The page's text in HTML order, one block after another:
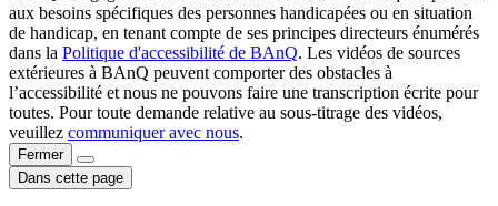
aux besoins spécifiques des personnes handicapées ou en situation
de handicap, en tenant compte de ses principes directeurs énumérés
dans la Politique d'accessibilité de BAnQ. Les vidéos de sources
extérieures à BAnQ peuvent comporter des obstacles à
l’accessibilité et nous ne pouvons faire une transcription écrite pour
toutes. Pour toute demande relative au sous-titrage des vidéos,
veuillez communiquer avec nous.
Fermer
Dans cette page